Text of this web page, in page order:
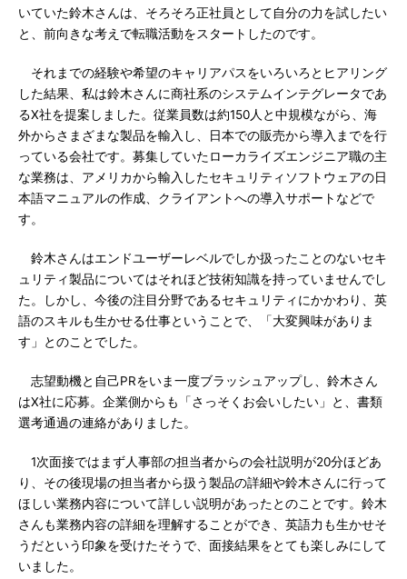
いていた鈴木さんは、そろそろ正社員として自分の力を試したい
と、前向きな考えで転職活動をスタートしたのです。
それまでの経験や希望のキャリアパスをいろいろとヒアリング
した結果、私は鈴木さんに商社系のシステムインテグレータであ
るX社を提案しました。従業員数は約150人と中規模ながら、海
外からさまざまな製品を輸入し、日本での販売から導入までを行
っている会社です。募集していたローカライズエンジニア職の主
な業務は、アメリカから輸入したセキュリティソフトウェアの日
本語マニュアルの作成、クライアントへの導入サポートなどで
す。
鈴木さんはエンドユーザーレベルでしか扱ったことのないセキ
ュリティ製品についてはそれほど技術知識を持っていませんでし
た。しかし、今後の注目分野であるセキュリティにかかわり、英
語のスキルも生かせる仕事ということで、「大変興味がありま
す」とのことでした。
志望動機と自己PRをいま一度ブラッシュアップし、鈴木さん
はX社に応募。企業側からも「さっそくお会いしたい」と、書類
選考通過の連絡がありました。
1次面接ではまず人事部の担当者からの会社説明が20分ほどあ
り、その後現場の担当者から扱う製品の詳細や鈴木さんに行って
ほしい業務内容について詳しい説明があったとのことです。鈴木
さんも業務内容の詳細を理解することができ、英語力も生かせそ
うだという印象を受けたそうで、面接結果をとても楽しみにして
いました。